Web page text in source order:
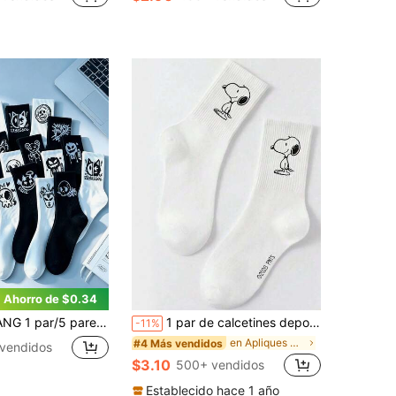
Ahorro de $0.34
y negro, creativos, de moda, personalizados y muy atractivos, para todas las estaciones, de grosor regular, transpirables, cómodos, que absorben la humedad y el sudor, para deportes, casual y estilo urbano, calcetines largos para hombre adecuados para uso diario -11% 1 par de calcetines deportivos de media caña para hombre con patrón auténtico de Snoopy, diseño de dibujos animados lindo, absorbentes de sudor, casuales y versátiles con cuello redondo
#4 Más vendidos en Apliques Calcetines deportivos para hombre
$3.10 500+ vendidos
Establecido hace 1 año